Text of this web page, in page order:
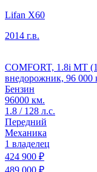
Lifan X60
2014 г.в.
COMFORT, 1.8i MT
внедорожник, 96 000
Бензин
96000 км.
1.8 / 128 л.с.
Передний
Механика
1 владелец
424 900 ₽
489 000 ₽